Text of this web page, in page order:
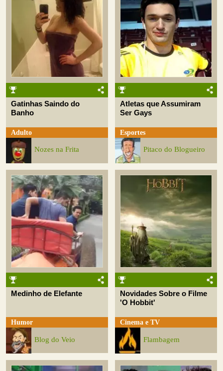
Gatinhas Saindo do
Banho
Adulto
Nozes na Frita
Atletas que Assumiram
Ser Gays
Esportes
Pitaco do Blogueiro
Medinho de Elefante
Humor
Blog do Veio
Novidades Sobre o Filme
'O Hobbit'
Cinema e TV
Flambagem